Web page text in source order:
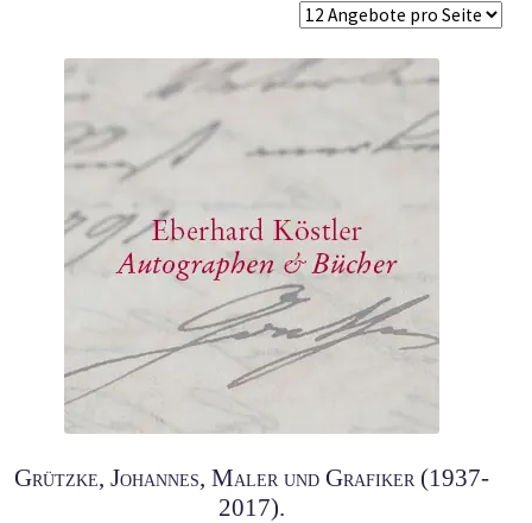
sortiert:
Grützke, Johannes, Maler und Grafiker (1937-
2017).